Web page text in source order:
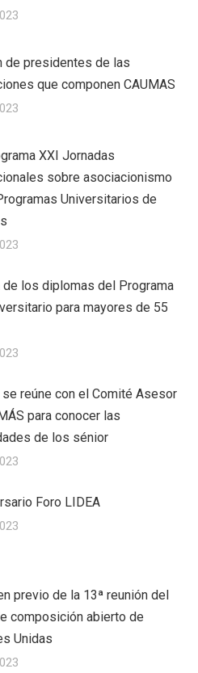
de presidentes de las
que componen CAUMAS
XXI Jornadas
sobre asociacionismo
Universitarios de
de los diplomas del Programa
para mayores de 55
se reúne con el Comité Asesor
para conocer las
de los sénior
Foro LIDEA
previo de la 13ª reunión del
composición abierto de
Unidas